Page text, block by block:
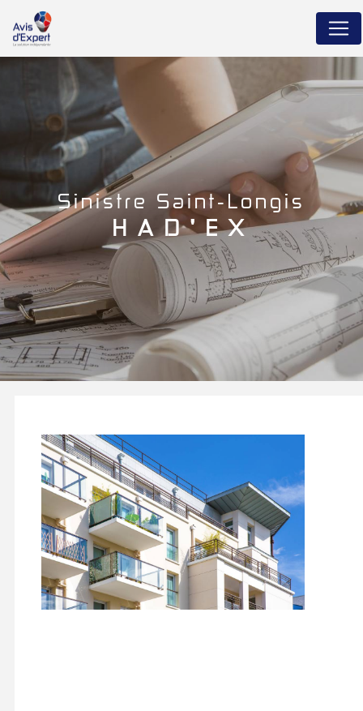
sinistre Saint-Longis
HAD'EX
Panneau de gestion des cookies